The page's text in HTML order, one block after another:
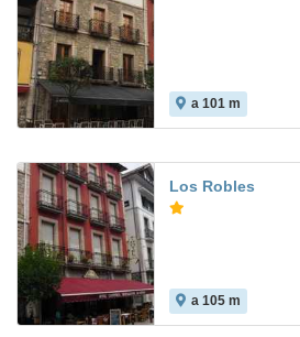
a 101 m
Los Robles
a 105 m